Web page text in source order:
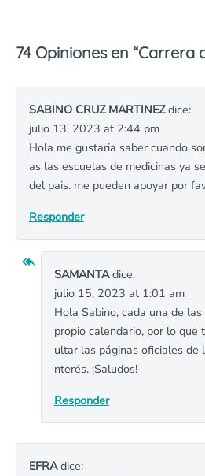
74 Opiniones en “Carrera
SABINO CRUZ MARTINEZdice:
julio 13, 2023 at 2:44 pm
Hola me gustaria saber cuando
as las escuelas de medicinas ya
del pais. me pueden apoyar por
Responder
SAMANTAdice:
julio 15, 2023 at 1:01 am
Hola Sabino, cada una de
propio calendario, por lo que
ultar las páginas oficiales de
nterés. ¡Saludos!
Responder
EFRAdice: